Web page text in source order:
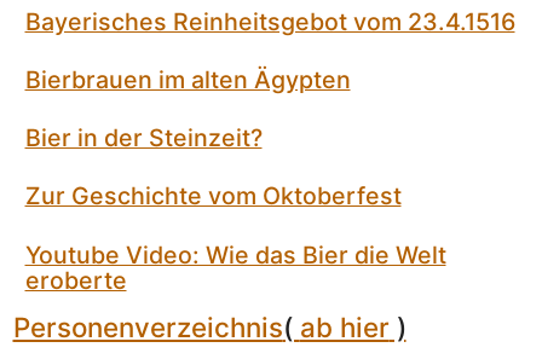
Bayerisches Reinheitsgebot vom 23.4.1516
Bierbrauen im alten Ägypten
Bier in der Steinzeit?
Zur Geschichte vom Oktoberfest
Youtube Video: Wie das Bier die Welt
eroberte
Personenverzeichnis( ab hier)